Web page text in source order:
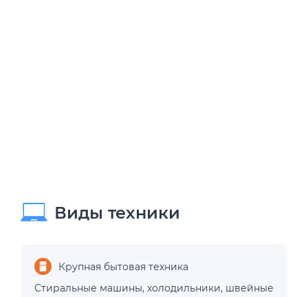
Виды техники
Крупная бытовая техника
Стиральные машины, холодильники, швейные